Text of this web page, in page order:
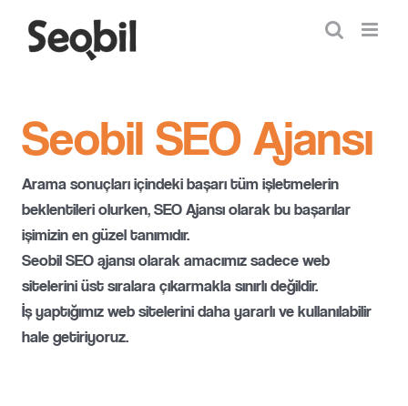
Seobil SEO Ajansı
Arama sonuçları içindeki başarı tüm işletmelerin
beklentileri olurken, SEO Ajansı olarak bu başarılar
işimizin en güzel tanımıdır.
Seobil SEO ajansı olarak amacımız sadece web
sitelerini üst sıralara çıkarmakla sınırlı değildir.
İş yaptığımız web sitelerini daha yararlı ve kullanılabilir
hale getiriyoruz.